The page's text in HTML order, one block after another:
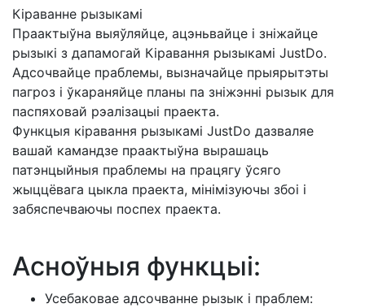
Кіраванне рызыкамі
Праактыўна выяўляйце, ацэньвайце і зніжайце
рызыкі з дапамогай Кіравання рызыкамі JustDo.
Адсочвайце праблемы, вызначайце прыярытэты
пагроз і ўкараняйце планы па зніжэнні рызык для
паспяховай рэалізацыі праекта.
Функцыя кіравання рызыкамі JustDo дазваляе
вашай камандзе праактыўна вырашаць
патэнцыйныя праблемы на працягу ўсяго
жыццёвага цыкла праекта, мінімізуючы збоі і
забяспечваючы поспех праекта.
Асноўныя функцыі:
Усебаковае адсочванне рызык і праблем: